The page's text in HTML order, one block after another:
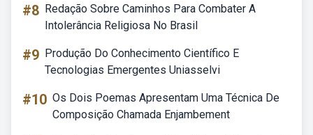
#8 Redação Sobre Caminhos Para Combater A
Intolerância Religiosa No Brasil
#9 Produção Do Conhecimento Científico E
Tecnologias Emergentes Uniasselvi
#10 Os Dois Poemas Apresentam Uma Técnica De
Composição Chamada Enjambement